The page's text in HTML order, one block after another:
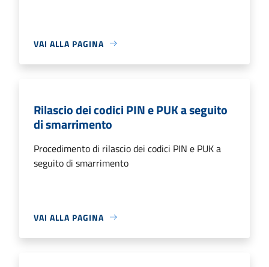
VAI ALLA PAGINA
Rilascio dei codici PIN e PUK a seguito
di smarrimento
Procedimento di rilascio dei codici PIN e PUK a
seguito di smarrimento
VAI ALLA PAGINA